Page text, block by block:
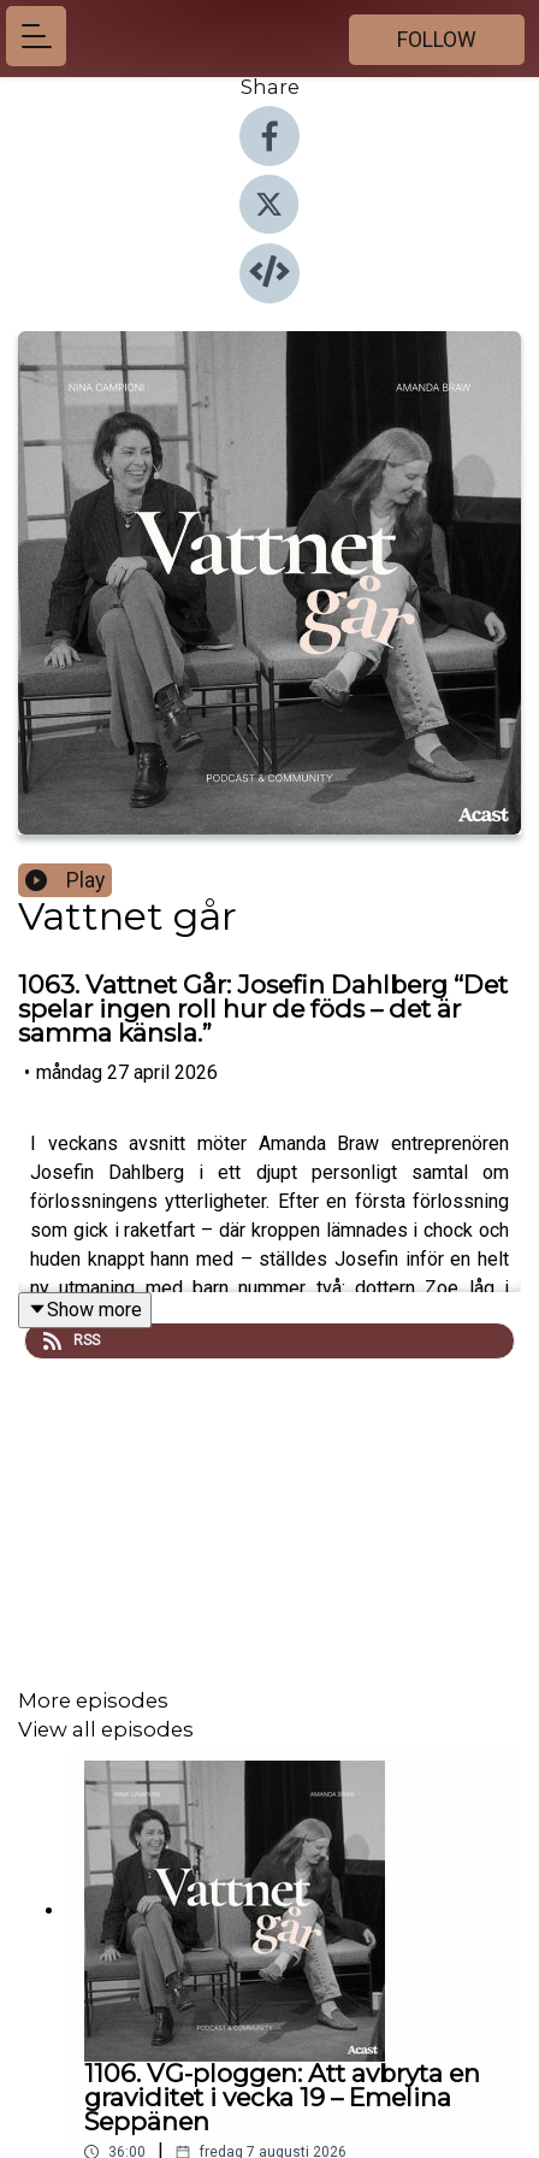
FOLLOW
Share
Play
Vattnet går
1063. Vattnet Går: Josefin Dahlberg “Det
spelar ingen roll hur de föds – det är
samma känsla.”
• måndag 27 april 2026
I veckans avsnitt möter Amanda Braw entreprenören
Josefin Dahlberg i ett djupt personligt samtal om
förlossningens ytterligheter. Efter en första förlossning
som gick i raketfart – där kroppen lämnades i chock och
huden knappt hann med – ställdes Josefin inför en helt
ny utmaning med barn nummer två: dottern Zoe låg i
sätesbjudning.
Vi utforskar den andliga resan i att släppa kontrollen när
Kroppens trauma:
upplevelsen av en snabb förlossning där allt går i
expressfart.
Säteschocken:
Vägen från besvikelse till
acceptans när förlossningsplanen kastas omkull.
Andlig synkronicitet:
Att se meningen i detaljerna
och hur ett planerat snitt kan bli en vacker och
helande upplevelse.
Vikten av intuition: Varför du aldrig ska acceptera
ett ”det är normalt” från vården om något känns fel
– Josefins berättelse om kvarbliven moderkaka.
Programledare: Amanda Braw
Produktion:Acast
Show more
RSS
More episodes
View all episodes
1106. VG-ploggen: Att avbryta en
graviditet i vecka 19 – Emelina
Seppänen
36:00 fredag 7 augusti 2026